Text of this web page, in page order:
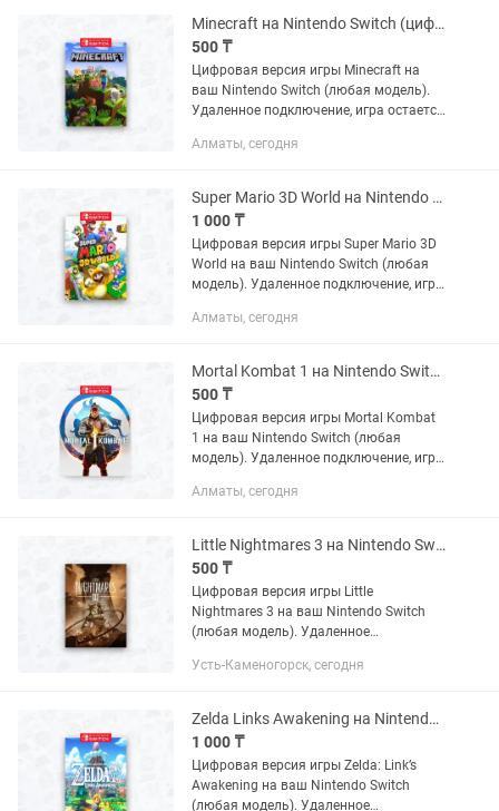
Minecraft на Nintendo Switch (цифровая версия)
500 ₸
Цифровая версия игры Minecraft на
ваш Nintendo Switch (любая модель).
Удаленное подключение, игра остается
вашей консоли. Есть много отзывов.
Алматы, сегодня
Super Mario 3D World на Nintendo Switch (цифровая версия)
1 000 ₸
Цифровая версия игры Super Mario 3D
World на ваш Nintendo Switch (любая
модель). Удаленное подключение, игра
безопасно для вашей консоли. Есть
Алматы, сегодня
Mortal Kombat 1 на Nintendo Switch (цифровая версия)
500 ₸
Цифровая версия игры Mortal Kombat
1 на ваш Nintendo Switch (любая
модель). Удаленное подключение, игра
безопасно для вашей консоли. Есть
Алматы, сегодня
Little Nightmares 3 на Nintendo Switch (цифровая версия)
500 ₸
Цифровая версия игры Little
Nightmares 3 на ваш Nintendo Switch
(любая модель). Удаленное
Полностью безопасно для вашей
других...
Усть-Каменогорск, сегодня
Zelda Links Awakening на Nintendo Switch (цифровая версия)
1 000 ₸
Цифровая версия игры Zelda: Link’s
Awakening на ваш Nintendo Switch
(любая модель). Удаленное